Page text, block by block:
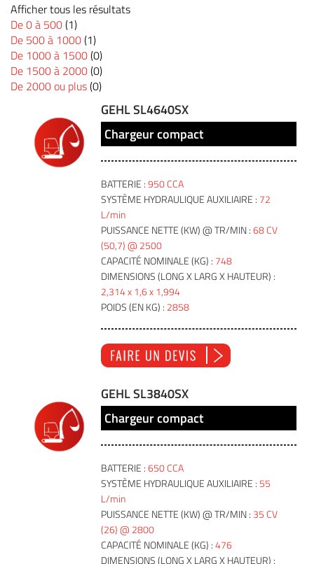
Afficher tous les résultats
De 0 à 500(1)
De 500 à 1000(1)
De 1000 à 1500(0)
De 1500 à 2000(0)
De 2000 ou plus(0)
GEHL SL4640SX
Chargeur compact
BATTERIE :950 CCA
SYSTÈME HYDRAULIQUE AUXILIAIRE : 72
L/min
PUISSANCE NETTE (KW) @ TR/MIN :68 CV
(50,7) @ 2500
CAPACITÉ NOMINALE (KG) : 748
DIMENSIONS (LONG X LARG X HAUTEUR) :
2,314 x 1,6 x 1,994
POIDS (EN KG) : 2858
GEHL SL3840SX
Chargeur compact
BATTERIE :650 CCA
SYSTÈME HYDRAULIQUE AUXILIAIRE : 55
L/min
PUISSANCE NETTE (KW) @ TR/MIN : 35 CV
(26) @ 2800
CAPACITÉ NOMINALE (KG) :476
DIMENSIONS (LONG X LARG X HAUTEUR) :